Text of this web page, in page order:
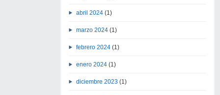
abril 2024(1)
marzo 2024(1)
febrero 2024(1)
enero 2024(1)
diciembre 2023 (1)